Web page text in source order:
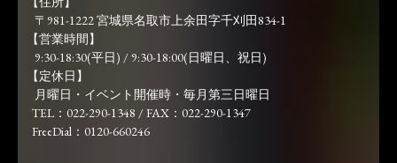
〒981-1222 宮城県名取市上余田字千刈田834-1
【営業時間】
9:30-18:30(平日) / 9:30-18:00(日曜日、祝日)
【定休日】
月曜日・イベント開催時・毎月第三日曜日
TEL：022-290-1348 / FAX：022-290-1347
FreeDial：0120-660246